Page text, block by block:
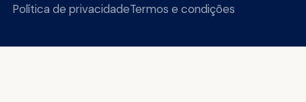
Política de privacidadeTermos e condições